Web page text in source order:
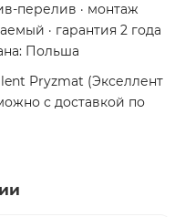
перелив · монтаж
· гарантия 2 года
Польша
Pryzmat (Экселлент
с доставкой по